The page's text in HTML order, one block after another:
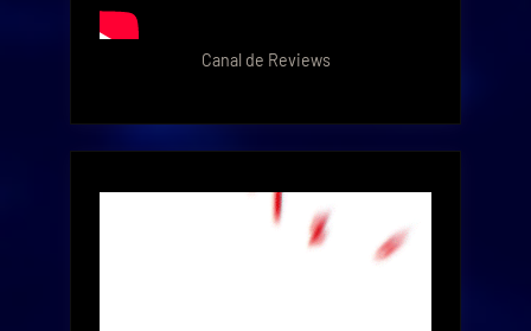
Canal de Reviews